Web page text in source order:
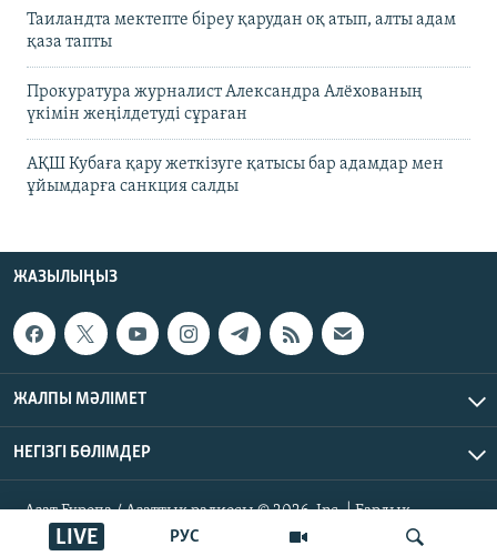
РУС
LIVE
Таиландта мектепте біреу қарудан оқ атып, алты адам
қаза тапты
Прокуратура журналист Александра Алёхованың
үкімін жеңілдетуді сұраған
АҚШ Кубаға қару жеткізуге қатысы бар адамдар мен
ұйымдарға санкция салды
ЖАЗЫЛЫҢЫЗ
ЖАЛПЫ МӘЛІМЕТ
НЕГІЗГІ БӨЛІМДЕР
Азат Еуропа / Азаттық радиосы © 2026, Inc. | Барлық
құқықтары қорғалған